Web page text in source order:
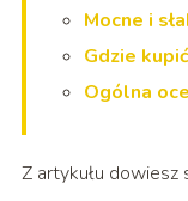
Mocne i
Gdzie
Ogólna
Z artykułu dowiesz